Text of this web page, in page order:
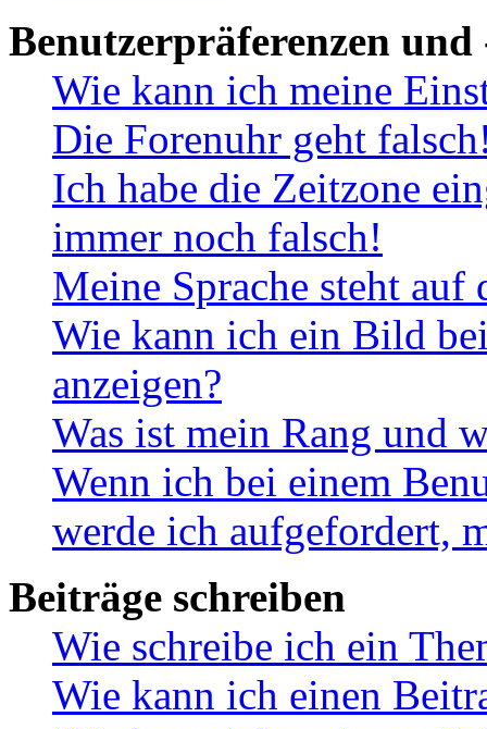
Benutzerpräferenzen und
Wie kann ich meine
Die Forenuhr geht
Ich habe die Zeitzone
immer noch falsch!
Meine Sprache steht
Wie kann ich ein Bild
anzeigen?
Was ist mein Rang und
Wenn ich bei einem
werde ich aufgefordert,
Beiträge schreiben
Wie schreibe ich ein
Wie kann ich einen